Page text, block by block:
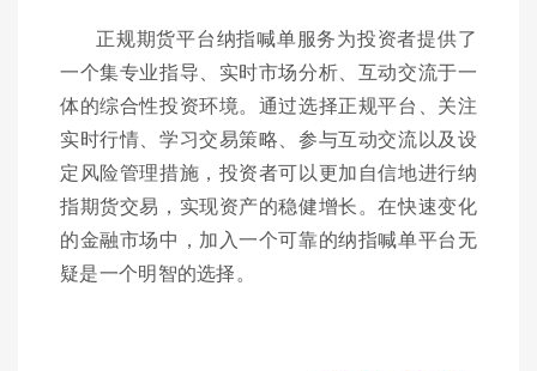
正规期货平台纳指喊单服务为投资者提供了
一个集专业指导、实时市场分析、互动交流于一
体的综合性投资环境。通过选择正规平台、关注
实时行情、学习交易策略、参与互动交流以及设
定风险管理措施，投资者可以更加自信地进行纳
指期货交易，实现资产的稳健增长。在快速变化
的金融市场中，加入一个可靠的纳指喊单平台无
疑是一个明智的选择。